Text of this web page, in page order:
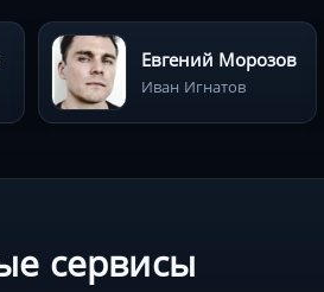
Евгений Морозов
Иван Игнатов
сервисы